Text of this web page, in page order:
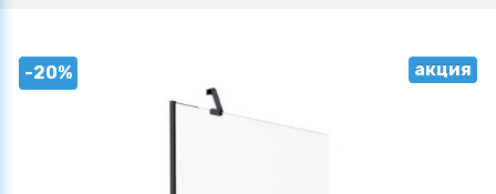
-20% акция